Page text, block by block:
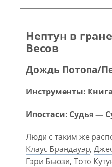
Нептун в
Весов
Дождь Потопа/
Инструменты:
Ипостаси: Судья —
Люди с таким же
Клаус Брандауэр,
Гэри Бьюзи, Тото